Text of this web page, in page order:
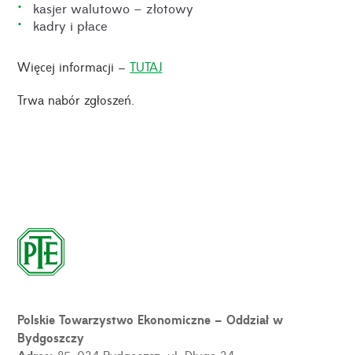
kasjer walutowo – złotowy
kadry i płace
Więcej informacji –TUTAJ
Trwa nabór zgłoszeń.
Polskie Towarzystwo Ekonomiczne – Oddział w
Bydgoszczy